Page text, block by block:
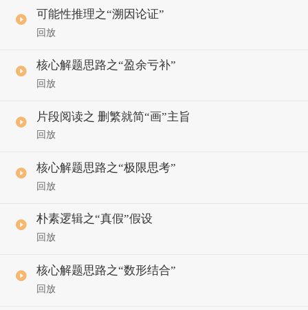
可能性推理之“溯因论证”
回放
核心解题思路之“盈余亏补”
回放
片段阅读之 删繁就简“画”主旨
回放
核心解题思路之“极限思考”
回放
朴素逻辑之“真假”假设
回放
核心解题思路之“数形结合”
回放